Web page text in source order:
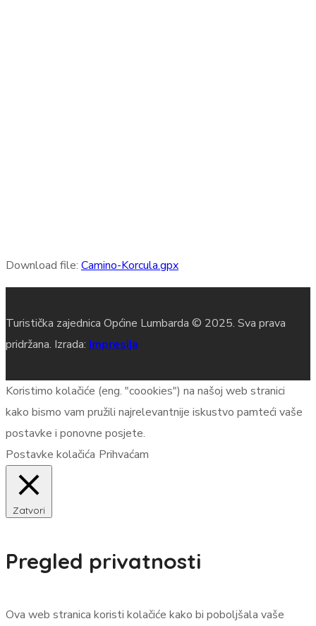
Download file: Camino-Korcula.gpx
Turistička zajednica Općine Lumbarda © 2025. Sva prava
pridržana. Izrada: Impresija
Koristimo kolačiće (eng. "coookies") na našoj web stranici
kako bismo vam pružili najrelevantnije iskustvo pamteći vaše
postavke i ponovne posjete.
Postavke kolačića Prihvaćam
Zatvori
Pregled privatnosti
Ova web stranica koristi kolačiće kako bi poboljšala vaše